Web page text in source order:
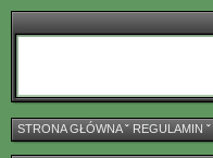
STRONA GŁÓWNAˇ REGULAMIN ˇ